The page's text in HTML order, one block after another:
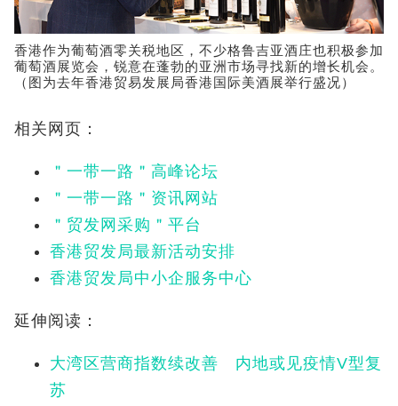
香港作为葡萄酒零关税地区，不少格鲁吉亚酒庄也积极参加
葡萄酒展览会，锐意在蓬勃的亚洲市场寻找新的增长机会。
（图为去年香港贸易发展局香港国际美酒展举行盛况）
相关网页：
＂一带一路＂高峰论坛
＂一带一路＂资讯网站
＂贸发网采购＂平台
香港贸发局最新活动安排
香港贸发局中小企服务中心
延伸阅读：
大湾区营商指数续改善 内地或见疫情V型复
苏